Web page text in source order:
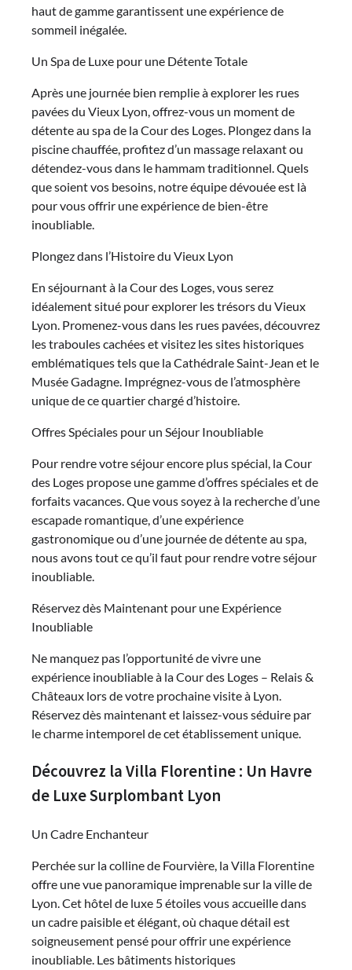
haut de gamme garantissent une expérience de
sommeil inégalée.
Un Spa de Luxe pour une Détente Totale
Après une journée bien remplie à explorer les rues
pavées du Vieux Lyon, offrez-vous un moment de
détente au spa de la Cour des Loges. Plongez dans la
piscine chauffée, profitez d’un massage relaxant ou
détendez-vous dans le hammam traditionnel. Quels
que soient vos besoins, notre équipe dévouée est là
pour vous offrir une expérience de bien-être
inoubliable.
Plongez dans l’Histoire du Vieux Lyon
En séjournant à la Cour des Loges, vous serez
idéalement situé pour explorer les trésors du Vieux
Lyon. Promenez-vous dans les rues pavées, découvrez
les traboules cachées et visitez les sites historiques
emblématiques tels que la Cathédrale Saint-Jean et le
Musée Gadagne. Imprégnez-vous de l’atmosphère
unique de ce quartier chargé d’histoire.
Offres Spéciales pour un Séjour Inoubliable
Pour rendre votre séjour encore plus spécial, la Cour
des Loges propose une gamme d’offres spéciales et de
forfaits vacances. Que vous soyez à la recherche d’une
escapade romantique, d’une expérience
gastronomique ou d’une journée de détente au spa,
nous avons tout ce qu’il faut pour rendre votre séjour
inoubliable.
Réservez dès Maintenant pour une Expérience
Inoubliable
Ne manquez pas l’opportunité de vivre une
expérience inoubliable à la Cour des Loges – Relais &
Châteaux lors de votre prochaine visite à Lyon.
Réservez dès maintenant et laissez-vous séduire par
le charme intemporel de cet établissement unique.
Découvrez la Villa Florentine : Un Havre
de Luxe Surplombant Lyon
Un Cadre Enchanteur
Perchée sur la colline de Fourvière, la Villa Florentine
offre une vue panoramique imprenable sur la ville de
Lyon. Cet hôtel de luxe 5 étoiles vous accueille dans
un cadre paisible et élégant, où chaque détail est
soigneusement pensé pour offrir une expérience
inoubliable. Les bâtiments historiques